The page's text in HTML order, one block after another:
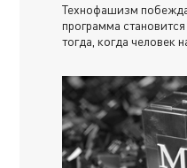
Технофашизм
программа
тогда, когда человек